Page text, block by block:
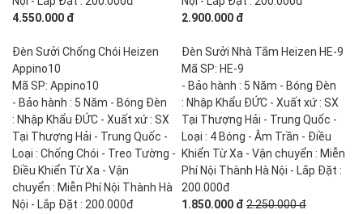
4.550.000 đ
2.900.000 đ
Đèn Sưởi Chống Chói Heizen
Appino10
Mã SP: Appino10
- Bảo hành : 5 Năm - Bóng Đèn
: Nhập Khẩu ĐỨC - Xuất xứ : SX
Tại Thượng Hải - Trung Quốc -
Loại : Chống Chói - Treo Tường -
Điều Khiển Từ Xa - Vận
chuyển : Miễn Phí Nội Thành Hà
Nội - Lắp Đặt : 200.000đ
Đèn Sưởi Nhà Tắm Heizen HE-9
Mã SP: HE-9
- Bảo hành : 5 Năm - Bóng Đèn
: Nhập Khẩu ĐỨC - Xuất xứ : SX
Tại Thượng Hải - Trung Quốc -
Loại : 4 Bóng - Âm Trần - Điều
Khiển Từ Xa - Vận chuyển : Miễn
Phí Nội Thành Hà Nội - Lắp Đặt :
200.000đ
1.850.000 đ 2.250.000 đ